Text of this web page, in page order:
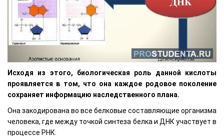
Исходя из этого, биологическая роль данной кислоты
проявляется в том, что она каждое родовое поколение
сохраняет информацию наследственного плана.
Она закодирована во все белковые составляющие организма
человека, где между точкой синтеза белка и ДНК участвует в
процессе РНК.